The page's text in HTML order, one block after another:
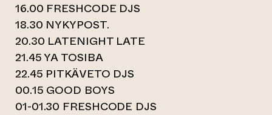
16.00 FRESHCODE DJS
18.30 NYKYPOST.
20.30 LATENIGHT LATE
21.45 YA TOSIBA
22.45 PITKÄVETO DJS
00.15 GOOD BOYS
01-01.30 FRESHCODE DJS